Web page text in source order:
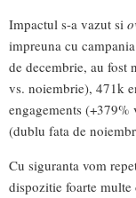
Impactul s-a vazut si
impreuna cu campania
de decembrie, au fost
vs. noiembrie), 471k
engagements
(dublu fata de
Cu siguranta vom
dispozitie foarte